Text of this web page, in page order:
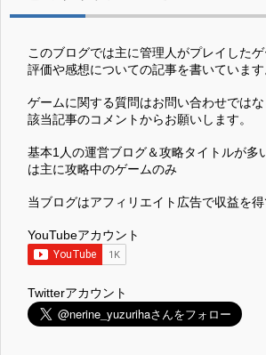
このブログでは主に管理人がプレイしたゲ
評価や感想についての記事を書いています
ゲームに関する質問はお問い合わせでは
該当記事のコメントからお願いします。
基本1人の運営ブログ＆攻略タイトルが多
は主に攻略中のゲームのみ
当ブログはアフィリエイト広告で収益を得
YouTubeアカウント
Twitterアカウント